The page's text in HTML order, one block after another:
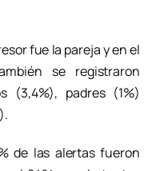
fue la pareja y en el
se registraron
(3,4%), padres (1%)
de las alertas fueron